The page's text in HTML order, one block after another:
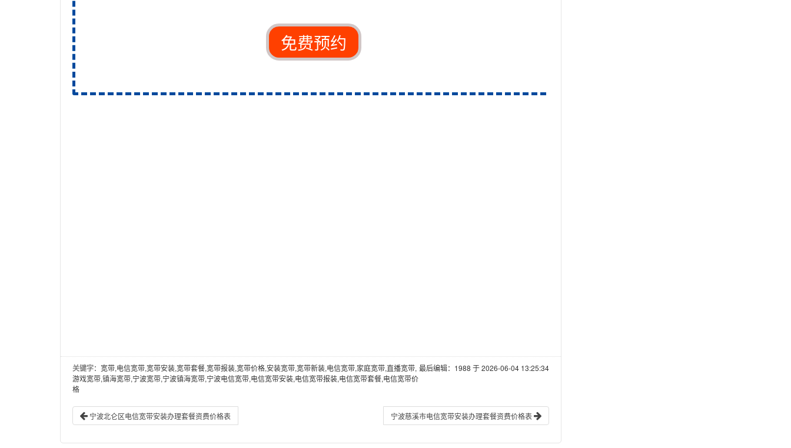
最后编辑：1988 于 2026-06-04 13:25:34
关键字：宽带,电信宽带,宽带安装,宽带套餐,宽带报装,宽带价格,安装宽带,宽带新装,电信宽带,家庭宽带,直播宽带,
游戏宽带,镇海宽带,宁波宽带,宁波镇海宽带,宁波电信宽带,电信宽带安装,电信宽带报装,电信宽带套餐,电信宽带价
格
宁波北仑区电信宽带安装办理套餐资费价格表 宁波慈溪市电信宽带安装办理套餐资费价格表